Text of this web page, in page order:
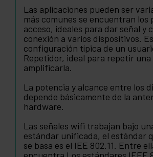
Las aplicaciones pueden ser
más comunes se encuentran los
acceso, ideales para dar señal y
conexión a varios dispositivos.
configuración típica de un
Repetidor, ideal para repetir una
amplificarla.
La potencia y alcance entre los
depende básicamente de la
hardware.
Las señales wifi trabajan bajo
estándar unificada, el estándar
se basa es el IEE 802.11. Entre